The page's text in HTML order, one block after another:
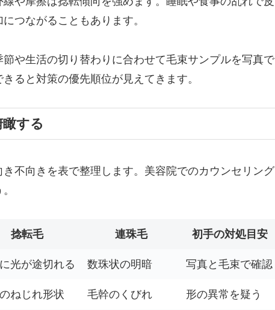
つながることもあります。
や生活の切り替わりに合わせて毛束サンプルを写真で
ると対策の優先順位が見えてきます。
する
不向きを表で整理します。美容院でのカウンセリング
捻転毛 連珠毛 初手の対処目安
光が途切れる 数珠状の明暗 写真と毛束で確認
ねじれ形状 毛幹のくびれ 形の異常を疑う